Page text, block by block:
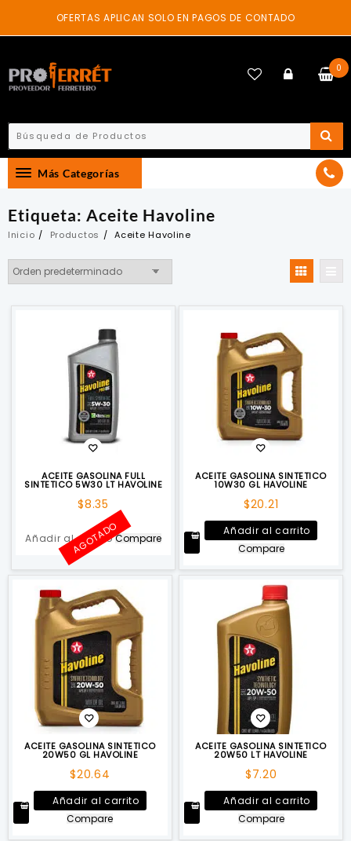
content
OFERTAS APLICAN SOLO EN PAGOS DE CONTADO
0
Más Categorías
Etiqueta: Aceite Havoline
Inicio Productos Aceite Havoline
ACEITE GASOLINA FULL
SINTETICO 5W30 LT HAVOLINE
$8.35
Añadir al carrito
AGOTADOCompare
ACEITE GASOLINA SINTETICO
10W30 GL HAVOLINE
$20.21
Añadir al carrito
Compare
ACEITE GASOLINA SINTETICO
20W50 GL HAVOLINE
$20.64
Añadir al carrito
Compare
ACEITE GASOLINA SINTETICO
20W50 LT HAVOLINE
$7.20
Añadir al carrito
Compare